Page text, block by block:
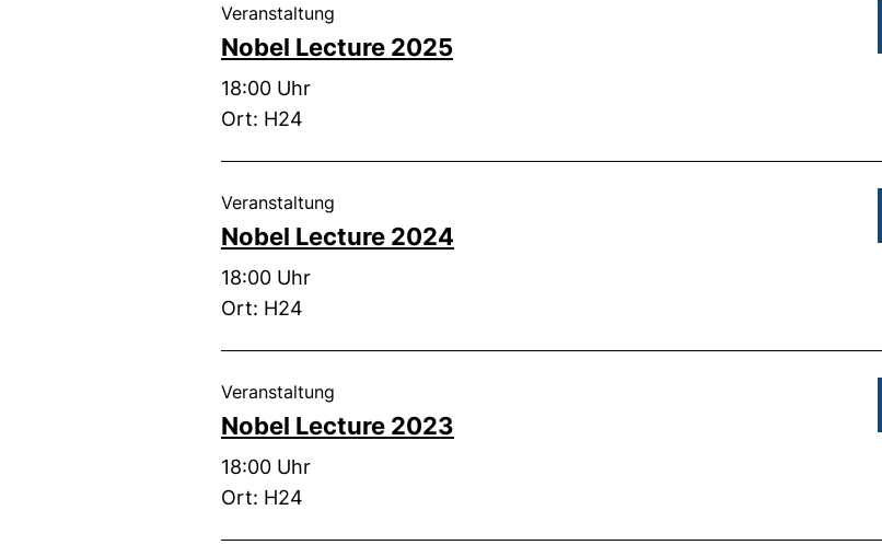
Nobel Lecture 2025
Veranstaltung
Zeit:
18:00 Uhr
Ort: H24
Nobel Lecture 2024
Veranstaltung
Zeit:
18:00 Uhr
Ort: H24
Nobel Lecture 2023
Veranstaltung
Zeit:
18:00 Uhr
Ort: H24